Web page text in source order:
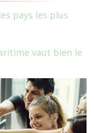
pays les plus
vaut bien le